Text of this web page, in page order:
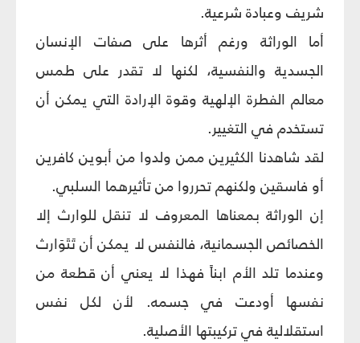
شريف وعبادة شرعية.
أما الوراثة ورغم أثرها على صفات الإنسان
الجسدية والنفسية، لكنها لا تقدر على طمس
معالم الفطرة الإلهية وقوة الإرادة التي يمكن أن
تستخدم في التغيير.
لقد شاهدنا الكثيرين ممن ولدوا من أبوين كافرين
أو فاسقين ولكنهم تحرروا من تأثيرهما السلبي.
إن الوراثة بمعناها المعروف لا تنقل للوارث إلا
الخصائص الجسمانية، فالنفس لا يمكن أن تَتَوَارث
وعندما تلد الأم ابناً فهذا لا يعني أن قطعة من
نفسها أودعت في جسمه. لأن لكل نفس
استقلالية في تركيبتها الأصلية.